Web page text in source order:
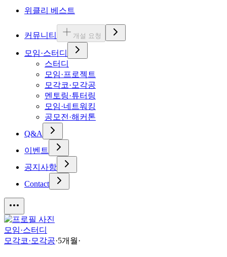
위클리 베스트
커뮤니티 개설 요청
모임·스터디
스터디
모임·프로젝트
모각코·모각공
멘토링·튜터링
모임·네트워킹
공모전·해커톤
Q&A
이벤트
공지사항
Contact
모임·스터디
모각코·모각공·5개월·